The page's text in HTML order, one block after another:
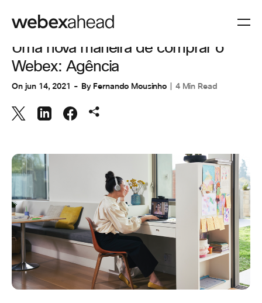
ESPAÇOS DE TRABALHO
Uma nova maneira de comprar o
Webex: Agência
On jun 14, 2021 By Fernando Mousinho 4 Min Read